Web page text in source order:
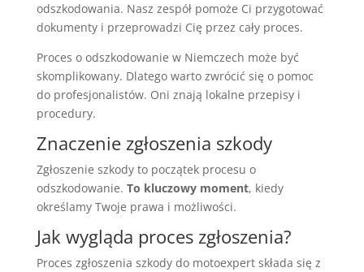
odszkodowania. Nasz zespół pomoże Ci przygotować
dokumenty i przeprowadzi Cię przez cały proces.
Proces o odszkodowanie w Niemczech może być
skomplikowany. Dlatego warto zwrócić się o pomoc
do profesjonalistów. Oni znają lokalne przepisy i
procedury.
Znaczenie zgłoszenia szkody
Zgłoszenie szkody to początek procesu o
odszkodowanie. To kluczowy moment, kiedy
określamy Twoje prawa i możliwości.
Jak wygląda proces zgłoszenia?
Proces zgłoszenia szkody do motoexpert składa się z